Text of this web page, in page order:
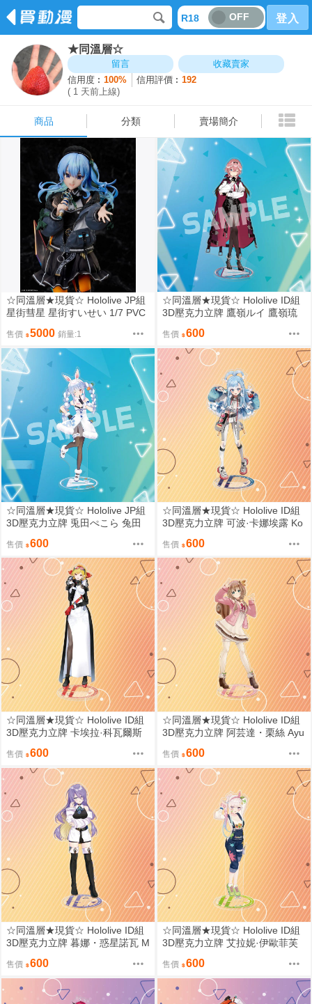
R18 OFF 登入
★同溫層☆
留言
收藏賣家
信用度︰100% 信用評價︰192
( 1 天前上線)
商品 分類 賣場簡介
☆同溫層★現貨☆ Hololive JP組
星街彗星 星街すいせい 1/7 PVC
售價 5000 銷量:1
☆同溫層★現貨☆ Hololive ID組
3D壓克力立牌 鷹嶺ルイ 鷹嶺琉
售價 600
☆同溫層★現貨☆ Hololive JP組
3D壓克力立牌 兎田ぺこら 兔田
售價 600
☆同溫層★現貨☆ Hololive ID組
3D壓克力立牌 可波·卡娜埃露 Ko
售價 600
☆同溫層★現貨☆ Hololive ID組
3D壓克力立牌 卡埃拉·科瓦爾斯
售價 600
☆同溫層★現貨☆ Hololive ID組
3D壓克力立牌 阿芸達・栗絲 Ayu
售價 600
☆同溫層★現貨☆ Hololive ID組
3D壓克力立牌 暮娜・惑星諾瓦 M
售價 600
☆同溫層★現貨☆ Hololive ID組
3D壓克力立牌 艾拉妮·伊歐菲芙
售價 600
商品 分類